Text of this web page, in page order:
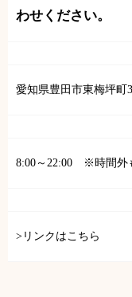
わせください。
愛知県豊田市東梅坪町
8:00～22:00 ※時間外
>リンクはこちら